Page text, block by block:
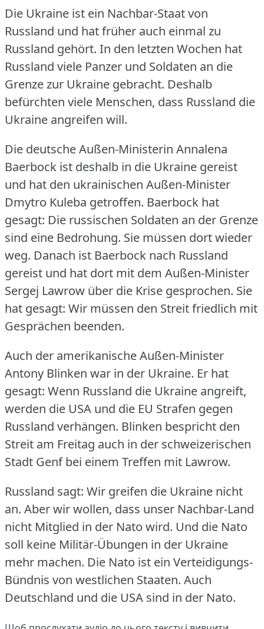
Die Ukraine ist ein Nachbar-Staat von
Russland und hat früher auch einmal zu
Russland gehört. In den letzten Wochen hat
Russland viele Panzer und Soldaten an die
Grenze zur Ukraine gebracht. Deshalb
befürchten viele Menschen, dass Russland die
Ukraine angreifen will.
Die deutsche Außen-Ministerin Annalena
Baerbock ist deshalb in die Ukraine gereist
und hat den ukrainischen Außen-Minister
Dmytro Kuleba getroffen. Baerbock hat
gesagt: Die russischen Soldaten an der Grenze
sind eine Bedrohung. Sie müssen dort wieder
weg. Danach ist Baerbock nach Russland
gereist und hat dort mit dem Außen-Minister
Sergej Lawrow über die Krise gesprochen. Sie
hat gesagt: Wir müssen den Streit friedlich mit
Gesprächen beenden.
Auch der amerikanische Außen-Minister
Antony Blinken war in der Ukraine. Er hat
gesagt: Wenn Russland die Ukraine angreift,
werden die USA und die EU Strafen gegen
Russland verhängen. Blinken bespricht den
Streit am Freitag auch in der schweizerischen
Stadt Genf bei einem Treffen mit Lawrow.
Russland sagt: Wir greifen die Ukraine nicht
an. Aber wir wollen, dass unser Nachbar-Land
nicht Mitglied in der Nato wird. Und die Nato
soll keine Militär-Übungen in der Ukraine
mehr machen. Die Nato ist ein Verteidigungs-
Bündnis von westlichen Staaten. Auch
Deutschland und die USA sind in der Nato.